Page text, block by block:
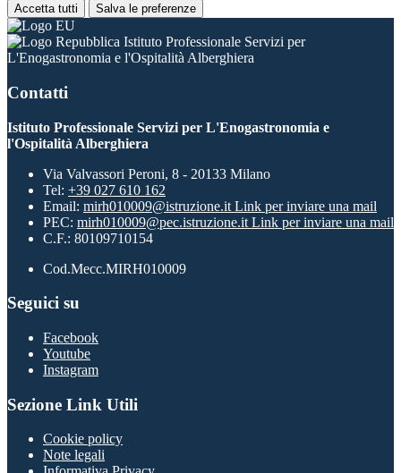
Accetta tutti Salva le preferenze
Istituto Professionale Servizi per
L'Enogastronomia e l'Ospitalità Alberghiera
Contatti
Istituto Professionale Servizi per L'Enogastronomia e
l'Ospitalità Alberghiera
Via Valvassori Peroni, 8 - 20133 Milano
Tel: +39 027 610 162
Email: mirh010009@istruzione.it Link per inviare una mail
PEC: mirh010009@pec.istruzione.it Link per inviare una mail
C.F.: 80109710154
Cod.Mecc.MIRH010009
Seguici su
Facebook
Youtube
Instagram
Sezione Link Utili
Cookie policy
Note legali